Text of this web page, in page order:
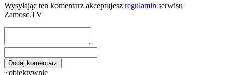
Wysyłając ten komentarz akceptujesz regulamin serwisu
Zamosc.TV
~obiektywnie